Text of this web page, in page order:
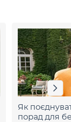
Як
порад для